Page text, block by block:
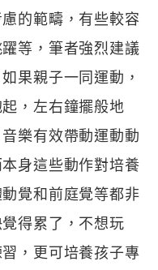
的範疇，有些較容
等，筆者強烈建議
果親子一同運動，
，左右鐘擺般地
樂有效帶動運動動
身這些動作對培養
覺和前庭覺等都非
得累了，不想玩
，更可培養孩子專